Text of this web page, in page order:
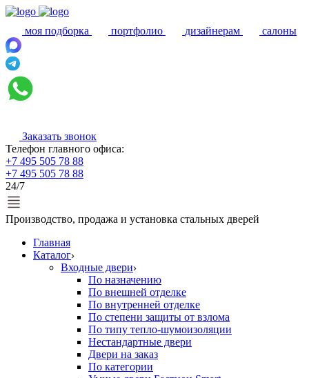
моя подборка портфолио дизайнерам салоны
Заказать звонок
Телефон главного офиса:
+7 495 505 78 88
+7 495 505 78 88
24/7
Производство, продажа и установка стальных дверей
Главная
Каталог
Входные двери
По назначению
По внешней отделке
По внутренней отделке
По степени защиты от взлома
По типу тепло-шумоизоляции
Нестандартные двери
Двери на заказ
По категории